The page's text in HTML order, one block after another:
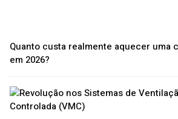
Quanto custa realmente aquecer uma
em 2026?